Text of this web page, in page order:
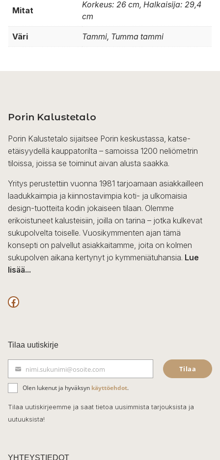
Mitat
Korkeus: 26 cm, Halkaisija: 29,4
cm
Väri Tammi, Tumma tammi
Porin Kalustetalo
Porin Kalustetalo sijaitsee Porin keskustassa, katse-
etäisyydellä kauppatorilta – samoissa 1200 neliömetrin
tiloissa, joissa se toiminut aivan alusta saakka.
Yritys perustettiin vuonna 1981 tarjoamaan asiakkailleen
laadukkaimpia ja kiinnostavimpia koti- ja ulkomaisia
design-tuotteita kodin jokaiseen tilaan. Olemme
erikoistuneet kalusteisiin, joilla on tarina – jotka kulkevat
sukupolvelta toiselle. Vuosikymmenten ajan tämä
konsepti on palvellut asiakkaitamme, joita on kolmen
sukupolven aikana kertynyt jo kymmeniätuhansia. Lue
lisää...
F
c
e
b
o
o
k
Tilaa uutiskirje
ä
h
k
t
nimi.sukunimi@osoite.com Tilaa
Olen lukenut ja hyväksyn käyttöehdot.
Tilaa uutiskirjeemme ja saat tietoa uusimmista tarjouksista ja
uutuuksista!
YHTEYSTIEDOT